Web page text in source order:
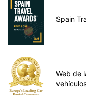
Spain
Web de